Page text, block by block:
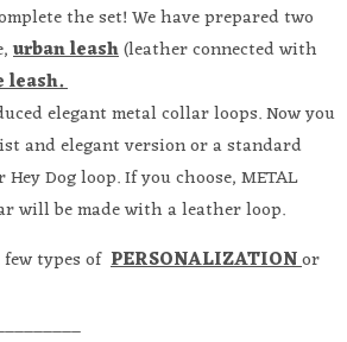
the set! We have prepared two
urban leash(leather connected with
leash.
elegant metal collar loops. Now you
and elegant version or a standard
Dog loop. If you choose, METAL
will be made with a leather loop.
few types of PERSONALIZATIONor